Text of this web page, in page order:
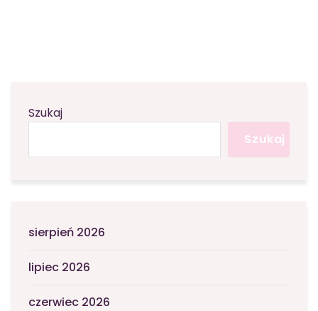
Szukaj
Szukaj
sierpień 2026
lipiec 2026
czerwiec 2026